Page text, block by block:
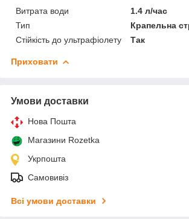
Витрата води
1.4 л/час
Тип
Крапельна
Стійкість до ультрафіолету
Так
Приховати
Умови доставки
Нова Пошта
Магазини Rozetka
Укрпошта
Самовивіз
Всі умови доставки